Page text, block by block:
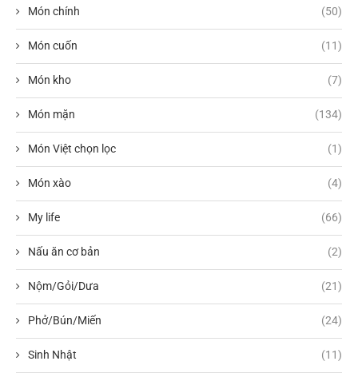
Món chính (50)
Món cuốn (11)
Món kho (7)
Món mặn (134)
Món Việt chọn lọc (1)
Món xào (4)
My life (66)
Nấu ăn cơ bản (2)
Nộm/Gỏi/Dưa (21)
Phở/Bún/Miến (24)
Sinh Nhật (11)